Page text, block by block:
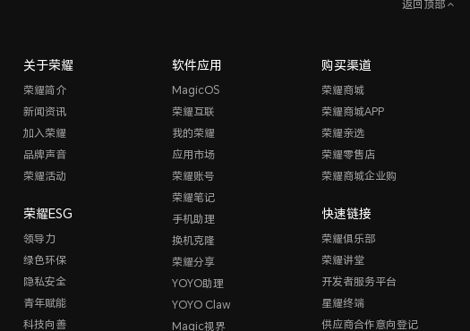
返回顶部
关于荣耀
荣耀简介
新闻资讯
加入荣耀
品牌声音
荣耀活动
荣耀ESG
领导力
绿色环保
隐私安全
青年赋能
科技向善
软件应用
MagicOS
荣耀互联
我的荣耀
应用市场
荣耀账号
荣耀笔记
手机助理
换机克隆
荣耀分享
YOYO助理
YOYO Claw
Magic视界
购买渠道
荣耀商城
荣耀商城APP
荣耀亲选
荣耀零售店
荣耀商城企业购
快速链接
荣耀俱乐部
荣耀讲堂
开发者服务平台
星耀终端
供应商合作意向登记